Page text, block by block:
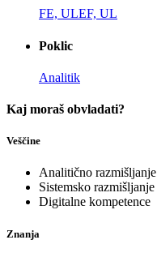
FE, ULEF, UL
Poklic
Analitik
Kaj moraš obvladati?
Veščine
Analitično razmišljanje
Sistemsko razmišljanje
Digitalne kompetence
Znanja